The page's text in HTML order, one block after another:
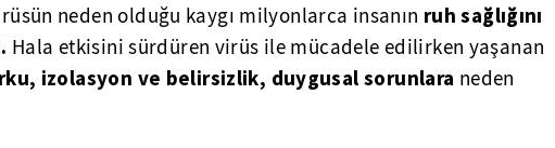
neden olduğu kaygı milyonlarca insanın ruh sağlığını
Hala etkisini sürdüren virüs ile mücadele edilirken yaşanan
izolasyon ve belirsizlik, duygusal sorunlara neden